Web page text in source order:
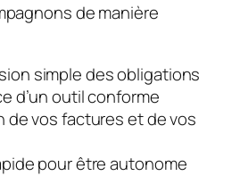
de manière
simple des obligations
d’un outil conforme
de vos factures et de vos
pour être autonome